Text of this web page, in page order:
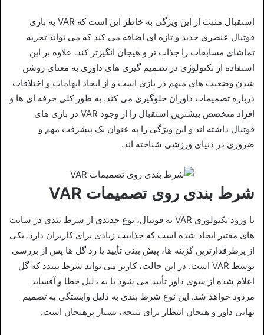
استقبال مثبت از این ویژگی به خاطر این است که VAR به بازی
فوتبال عنصری جدید و تازه‌ ای اضافه می‌ کند که می‌ تواند تجربه
تماشای مسابقات را جذاب‌ تر و هیجان‌ انگیز‌تر کند. علاوه بر این
استفاده از تکنولوژی در تصمیم‌ گیری‌ های داوری به معنای روشن
شدن وضعیت‌ های مبهم در بازی است و از ایجاد ابهامات و اختلافات
درباره تصمیمات داوران جلوگیری می‌ کند. به طور کلی حرفه‌ ای‌ ها و
افراد متخصص بیشترین استقبال را از وجود VAR در بازی‌ های
فوتبال داشته‌ اند و این ویژگی را به عنوان یک پیشرفت مهم و
ضروری در دنیای ورزشی شناخته‌ اند.
شرط بندی روی تصمیمات VAR
با ورود تکنولوژی VAR به فوتبال، نوع جدیدی از شرط‌ بندی در سایت‌
های معتبر ایجاد شده است که جذابیت زیادی برای کاربران دارد. یکی
از پرطرفدارترین گزینه‌ ها، پیش‌ بینی تأیید یا رد گل‌ ها پس از بررسی
توسط VAR است. در این حالت، کاربر می‌ تواند شرط ببندد که گل
اعلام‌ شده از سوی داور تأیید می‌ شود یا به دلیل خطا و آفساید
مردود خواهد شد. این نوع شرط‌ بندی به دلیل وابستگی به تصمیم
نهایی داور و هیجان انتظار برای نتیجه، بسیار پرهیجان است.